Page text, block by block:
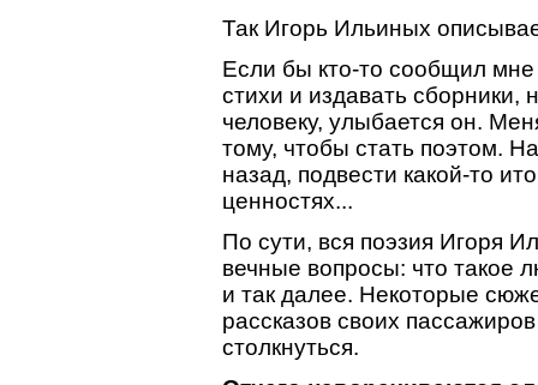
Так Игорь Ильиных
Если бы кто-то сообщил мне
стихи и издавать
человеку, улыбается он.
тому, чтобы стать поэтом.
назад, подвести какой-то
ценностях...
По сути, вся поэзия Игоря
вечные вопросы: что такое
и так далее. Некоторые
рассказов своих
столкнуться.